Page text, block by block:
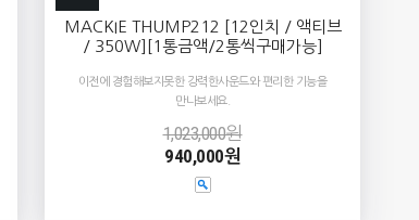
MACKIE THUMP212 [12인치 / 액티브
/ 350W][1통금액/2통씩구매가능]
이전에 경험해보지못한 강력한사운드와 편리한 기능을
만나보세요.
1,023,000원
940,000원